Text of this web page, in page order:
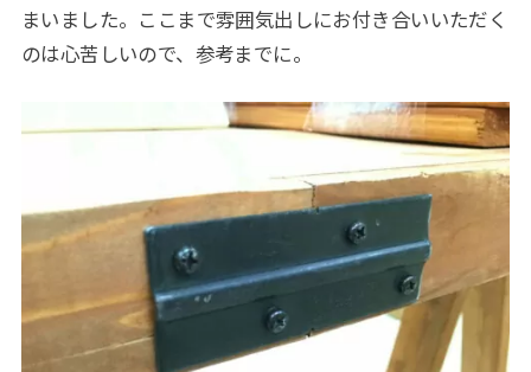
まいました。ここまで雰囲気出しにお付き合いいただく
のは心苦しいので、参考までに。